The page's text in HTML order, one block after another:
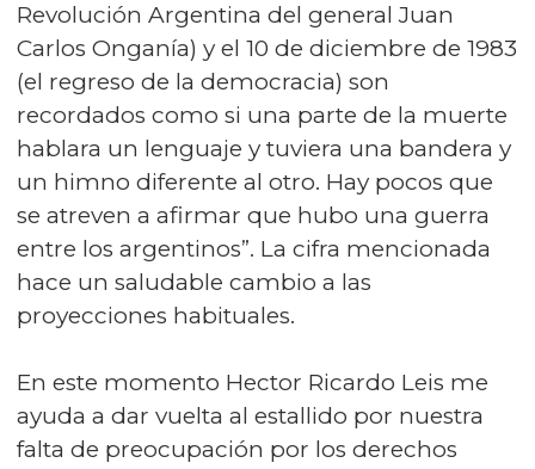
Revolución Argentina del general Juan
Carlos Onganía) y el 10 de diciembre de 1983
(el regreso de la democracia) son
recordados como si una parte de la muerte
hablara un lenguaje y tuviera una bandera y
un himno diferente al otro. Hay pocos que
se atreven a afirmar que hubo una guerra
entre los argentinos”. La cifra mencionada
hace un saludable cambio a las
proyecciones habituales.
En este momento Hector Ricardo Leis me
ayuda a dar vuelta al estallido por nuestra
falta de preocupación por los derechos